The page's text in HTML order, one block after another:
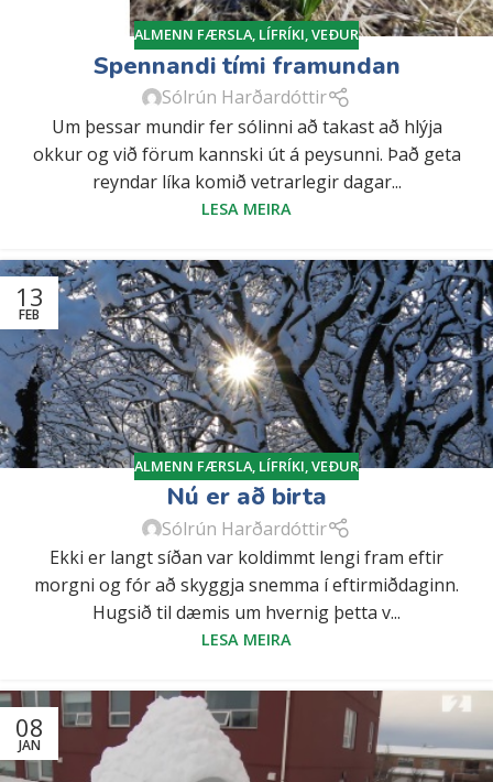
ALMENN FÆRSLA, LÍFRÍKI,VEÐUR
Spennandi tími framundan
Sólrún Harðardóttir
Um þessar mundir fer sólinni að takast að hlýja
okkur og við förum kannski út á peysunni. Það geta
reyndar líka komið vetrarlegir dagar...
LESA MEIRA
13
FEB
ALMENN FÆRSLA, LÍFRÍKI,VEÐUR
Nú er að birta
Sólrún Harðardóttir
Ekki er langt síðan var koldimmt lengi fram eftir
morgni og fór að skyggja snemma í eftirmiðdaginn.
Hugsið til dæmis um hvernig þetta v...
LESA MEIRA
08
JAN